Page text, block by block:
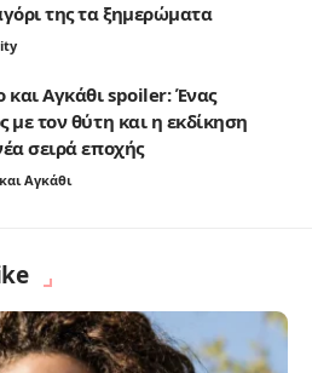
της τα ξημερώματα
και Αγκάθι spoiler: Ένας
με τον θύτη και η εκδίκηση
σειρά εποχής
Αγκάθι